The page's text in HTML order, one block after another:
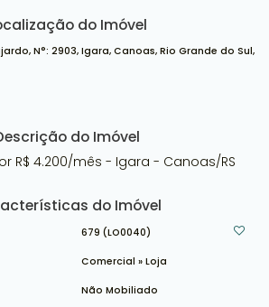
do Imóvel
, N°: 2903, Igara, Canoas, Rio Grande do Sul,
do Imóvel
R$ 4.200/mês - Igara - Canoas/RS
do Imóvel
679 (LO0040)
Comercial » Loja
Não Mobiliado